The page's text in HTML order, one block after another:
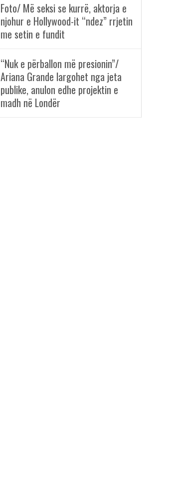
Foto/ Më seksi se kurrë, aktorja e
njohur e Hollywood-it “ndez” rrjetin
me setin e fundit
“Nuk e përballon më presionin”/
Ariana Grande largohet nga jeta
publike, anulon edhe projektin e
madh në Londër